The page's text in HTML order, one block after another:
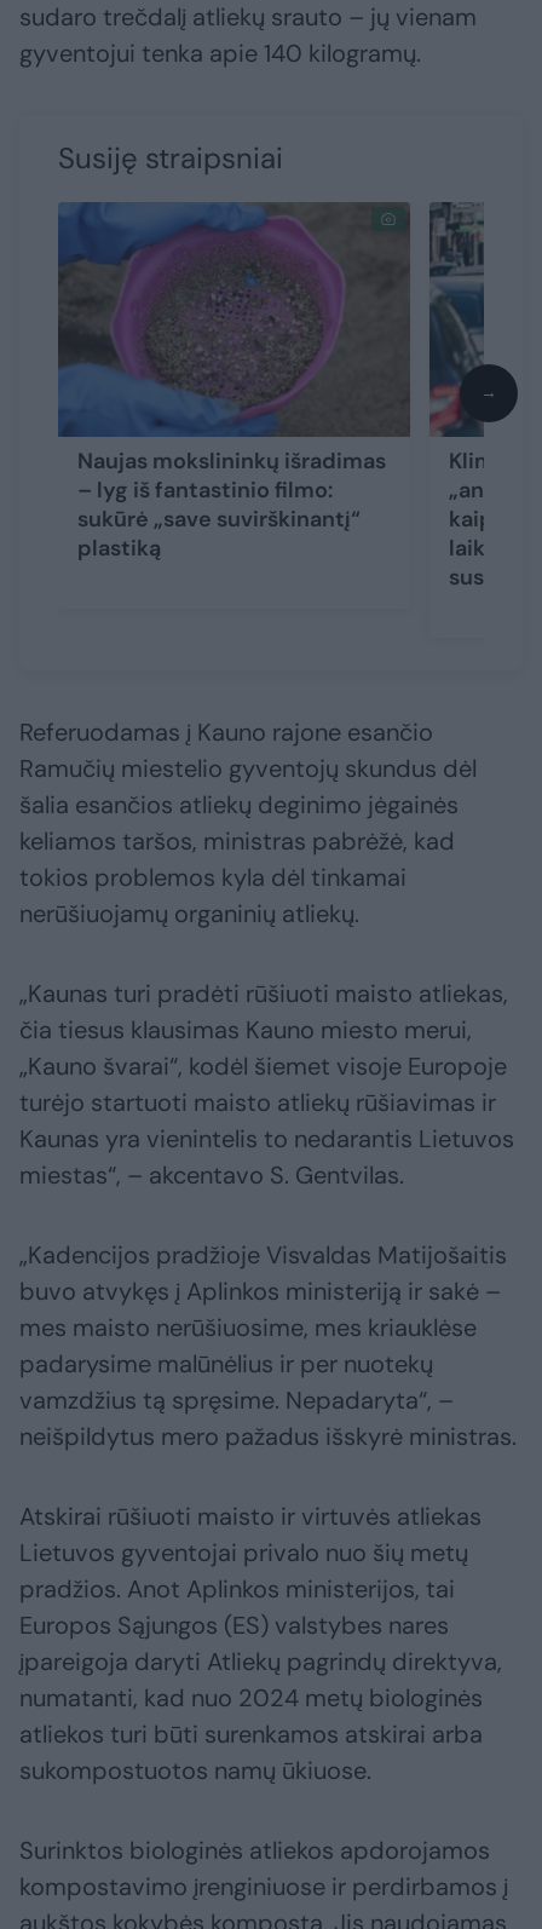
sudaro trečdalį atliekų srauto – jų vienam
gyventojui tenka apie 140 kilogramų.
Susiję straipsniai
Naujas mokslininkų išradimas
– lyg iš fantastinio filmo:
sukūrė „save suvirškinantį“
plastiką
Klimato
„ant
kaip
laikytis
→
Referuodamas į Kauno rajone esančio
Ramučių miestelio gyventojų skundus dėl
šalia esančios atliekų deginimo jėgainės
keliamos taršos, ministras pabrėžė, kad
tokios problemos kyla dėl tinkamai
nerūšiuojamų organinių atliekų.
„Kaunas turi pradėti rūšiuoti maisto atliekas,
čia tiesus klausimas Kauno miesto merui,
„Kauno švarai“, kodėl šiemet visoje Europoje
turėjo startuoti maisto atliekų rūšiavimas ir
Kaunas yra vienintelis to nedarantis Lietuvos
miestas“, – akcentavo S. Gentvilas.
„Kadencijos pradžioje Visvaldas Matijošaitis
buvo atvykęs į Aplinkos ministeriją ir sakė –
mes maisto nerūšiuosime, mes kriauklėse
padarysime malūnėlius ir per nuotekų
vamzdžius tą spręsime. Nepadaryta“, –
neišpildytus mero pažadus išskyrė ministras.
Atskirai rūšiuoti maisto ir virtuvės atliekas
Lietuvos gyventojai privalo nuo šių metų
pradžios. Anot Aplinkos ministerijos, tai
Europos Sąjungos (ES) valstybes nares
įpareigoja daryti Atliekų pagrindų direktyva,
numatanti, kad nuo 2024 metų biologinės
atliekos turi būti surenkamos atskirai arba
sukompostuotos namų ūkiuose.
Surinktos biologinės atliekos apdorojamos
kompostavimo įrenginiuose ir perdirbamos į